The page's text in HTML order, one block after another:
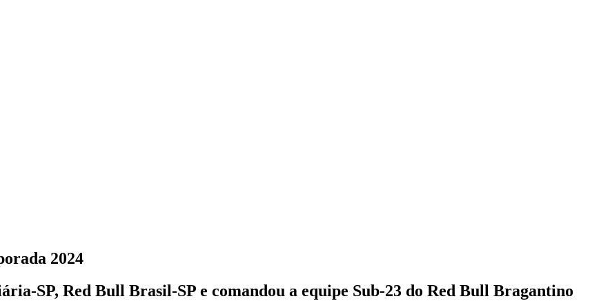
2024
SP, Red Bull Brasil-SP e comandou a equipe Sub-23 do Red Bull Bragantino